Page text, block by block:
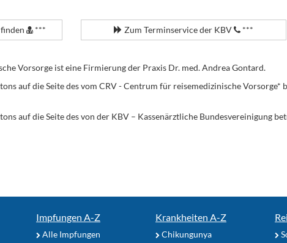
*** Zum Terminservice der KBV ***
Vorsorge ist eine Firmierung der Praxis Dr. med. Andrea Gontard.
auf die Seite des vom CRV - Centrum für reisemedizinische Vorsorge*
auf die Seite des von der KBV – Kassenärztliche Bundesvereinigung
Impfungen A-Z
Alle Impfungen
Krankheiten A-Z
Chikungunya